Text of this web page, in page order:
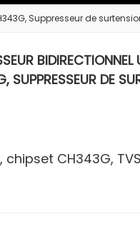
Suppresseur de
DE
chipset CH343G,